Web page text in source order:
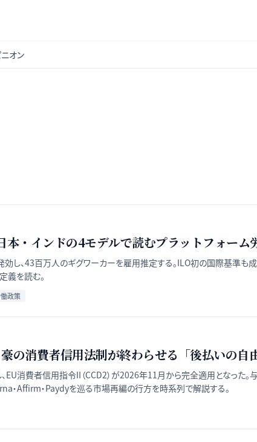
オン
本・インドの4モデルで読むプラットフォーム
効し、43百万人のギグワーカーを雇用推定する。ILO初の国際基準も
義を読む。
政策
消費者信用法制が終わらせる「後払いの自由
EU消費者信用指令II（CCD2）が2026年11月から完全適用となった
・Affirm・Paydyを巡る市場再編の行方を時系列で解説する。